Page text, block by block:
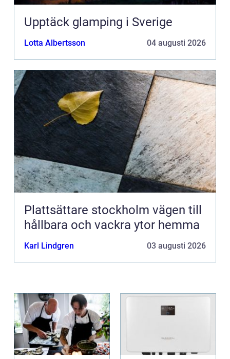
Upptäck glamping i Sverige
Lotta Albertsson 04 augusti 2026
Plattsättare stockholm vägen till
hållbara och vackra ytor hemma
Karl Lindgren 03 augusti 2026